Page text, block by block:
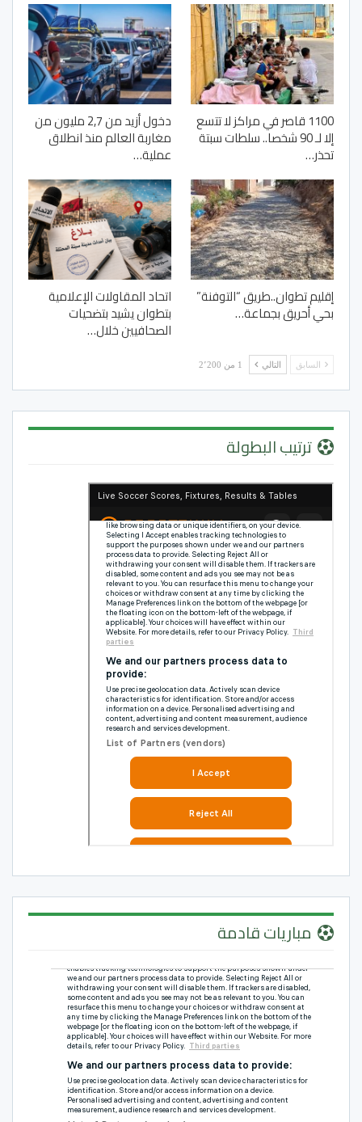
1100 قاصر في مراكز لا تتسع
إلا لـ 90 شخصا.. سلطات سبتة
تحذر…
دخول أزيد من 2,7 مليون من
مغاربة العالم منذ انطلاق
عملية…
إقليم تطوان..طريق “التوفنة”
بحي أحريق بجماعة…
اتحاد المقاولات الإعلامية
بتطوان يشيد بتضحيات
الصحافيين خلال…
السابق التالي 1 من 2٬200
ترتيب البطولة
مباريات قادمة